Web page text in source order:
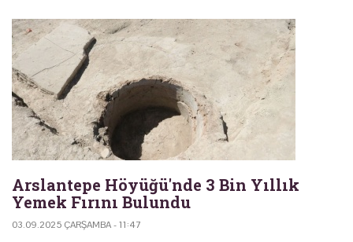
Arslantepe Höyüğü'nde 3 Bin Yıllık
Yemek Fırını Bulundu
03.09.2025 ÇARŞAMBA - 11:47